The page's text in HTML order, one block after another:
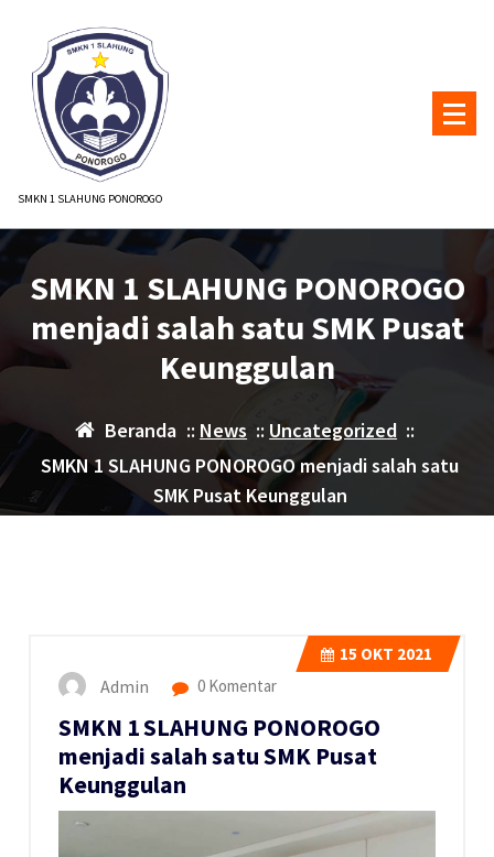
konten
SMKN 1 SLAHUNG PONOROGO
SMKN 1 SLAHUNG PONOROGO
menjadi salah satu SMK Pusat
Keunggulan
Beranda :: News :: Uncategorized ::
SMKN 1 SLAHUNG PONOROGO menjadi salah satu
SMK Pusat Keunggulan
15 OKT 2021
Admin 0 Komentar
SMKN 1 SLAHUNG PONOROGO
menjadi salah satu SMK Pusat
Keunggulan